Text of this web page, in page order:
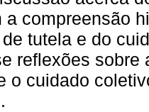
a compreensão
tutela e do
reflexões sobre
o cuidado